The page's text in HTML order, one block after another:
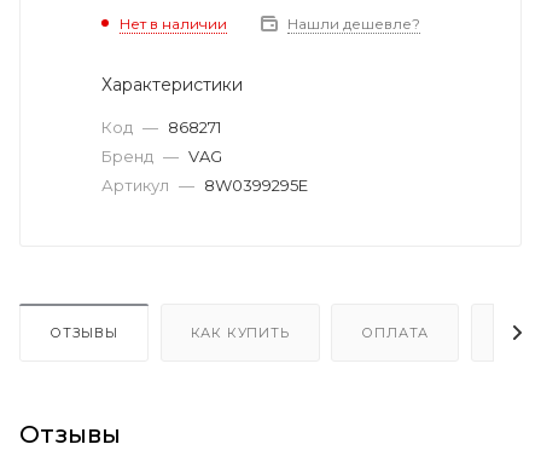
Нет в наличии Нашли дешевле?
Характеристики
Код — 868271
Бренд — VAG
Артикул — 8W0399295E
ОТЗЫВЫ КАК КУПИТЬ ОПЛАТА
Отзывы